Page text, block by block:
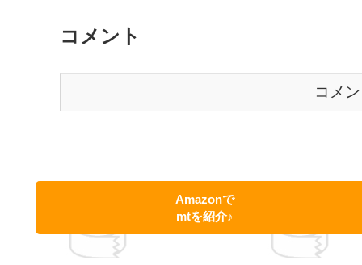
コメント
コメ
Amazonで
mtを紹介♪